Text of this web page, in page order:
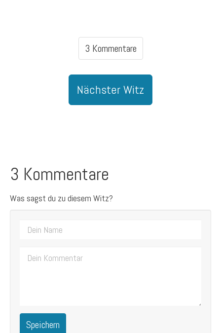
3 Kommentare
Nächster Witz
3 Kommentare
Was sagst du zu diesem Witz?
Speichern